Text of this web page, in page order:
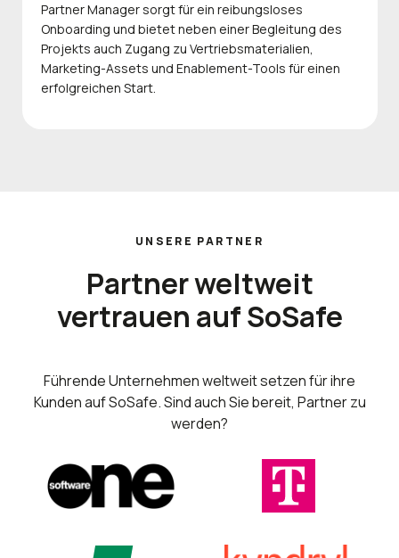
Partner Manager sorgt für ein reibungsloses
Onboarding und bietet neben einer Begleitung des
Projekts auch Zugang zu Vertriebsmaterialien,
Marketing-Assets und Enablement-Tools für einen
erfolgreichen Start.
UNSERE PARTNER
Partner weltweit
vertrauen auf SoSafe
Führende Unternehmen weltweit setzen für ihre
Kunden auf SoSafe. Sind auch Sie bereit, Partner zu
werden?